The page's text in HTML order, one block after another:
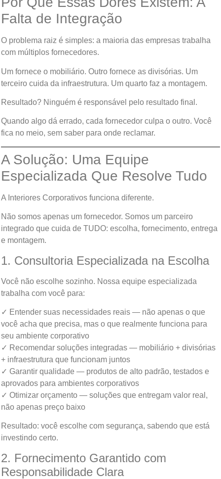
Falta de Integração
O problema raiz é simples: a maioria das empresas trabalha
com múltiplos fornecedores.
Um fornece o mobiliário. Outro fornece as divisórias. Um
terceiro cuida da infraestrutura. Um quarto faz a montagem.
Resultado? Ninguém é responsável pelo resultado final.
Quando algo dá errado, cada fornecedor culpa o outro. Você
fica no meio, sem saber para onde reclamar.
A Solução: Uma Equipe
Especializada Que Resolve Tudo
A Interiores Corporativos funciona diferente.
Não somos apenas um fornecedor. Somos um parceiro
integrado que cuida de TUDO: escolha, fornecimento, entrega
e montagem.
1. Consultoria Especializada na Escolha
Você não escolhe sozinho. Nossa equipe especializada
trabalha com você para:
✓ Entender suas necessidades reais — não apenas o que
você acha que precisa, mas o que realmente funciona para
seu ambiente corporativo
✓ Recomendar soluções integradas — mobiliário + divisórias
+ infraestrutura que funcionam juntos
✓ Garantir qualidade — produtos de alto padrão, testados e
aprovados para ambientes corporativos
✓ Otimizar orçamento — soluções que entregam valor real,
não apenas preço baixo
Resultado: você escolhe com segurança, sabendo que está
investindo certo.
2. Fornecimento Garantido com
Responsabilidade Clara